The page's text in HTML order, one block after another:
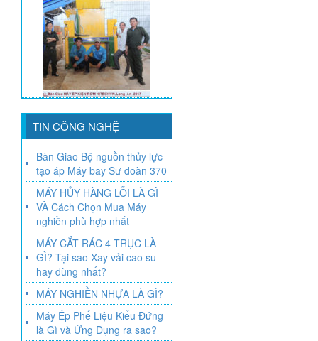
TIN CÔNG NGHỆ
Bàn Giao Bộ nguồn thủy lực
tạo áp Máy bay Sư đoàn 370
MÁY HỦY HÀNG LỖI LÀ GÌ
VÀ Cách Chọn Mua Máy
nghiền phù hợp nhất
MÁY CẮT RÁC 4 TRỤC LÀ
GÌ? Tại sao Xay vải cao su
hay dùng nhất?
MÁY NGHIỀN NHỰA LÀ GÌ?
Máy Ép Phế Liệu Kiểu Đứng
là Gì và Ứng Dụng ra sao?